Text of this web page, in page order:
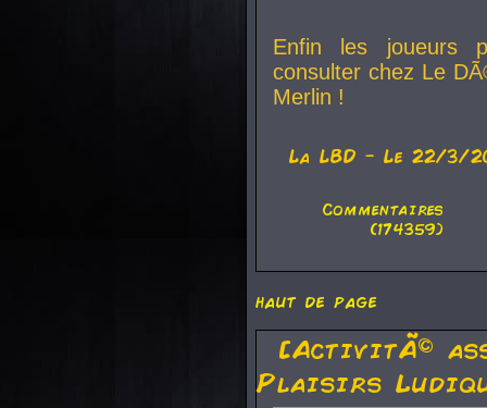
Enfin les joueurs
consulter chez Le
Merlin !
La LBD - Le 22/3/
Commentaires
(174359)
haut de page
[ActivitÃ©
Plaisirs